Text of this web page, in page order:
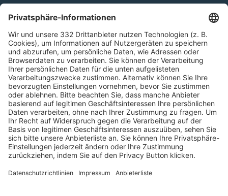
Kontakt
HÄUFIG BESUCHTE SEITEN
Pässe und Vereinswechsel
Trainerausbildung
Schulungsangebot Vereinsmitarbeiter
BFV-Geschäftsstellen
Trainerbörse
Login SpielPlus
FOLGE DEM BFV